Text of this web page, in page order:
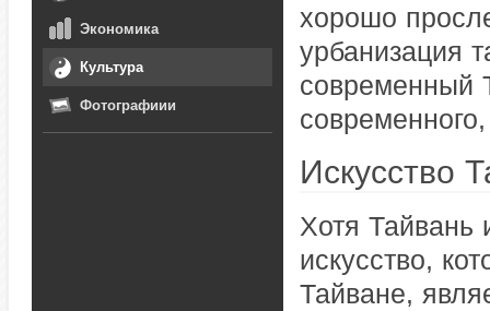
хорошо
урбанизация
современный
Искусство
Хотя Тайвань
искусство,
Тайване,
Экономика
Культура
Фотографиии